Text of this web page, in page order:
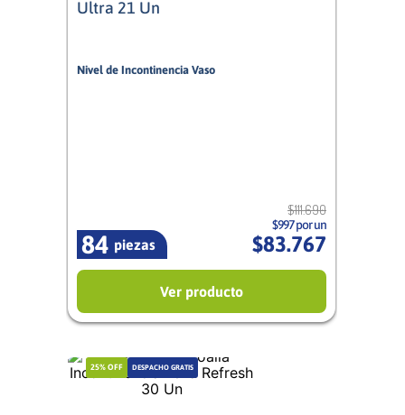
Ultra 21 Un
Nivel de Incontinencia Vaso
piezas
84
$111.690
$997 por un
$83.767
Ver producto
25% OFF DESPACHO GRATIS